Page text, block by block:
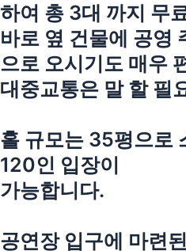
하여 총 3대 까지 무
바로 옆 건물에 공영
으로 오시기도 매우
대중교통은 말 할 필
홀 규모는 35평으로
120인 입장이
가능합니다.
공연장 입구에 마련